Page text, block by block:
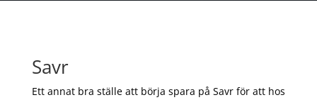
Savr
Ett annat bra ställe att börja spara på Savr för att hos